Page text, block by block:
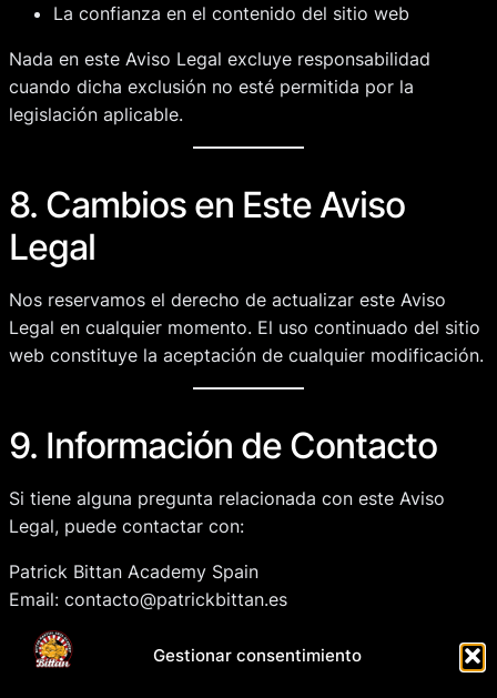
Gestionar consentimiento
La confianza en el contenido del sitio web
Nada en este Aviso Legal excluye responsabilidad
cuando dicha exclusión no esté permitida por la
legislación aplicable.
8. Cambios en Este Aviso
Legal
Nos reservamos el derecho de actualizar este Aviso
Legal en cualquier momento. El uso continuado del sitio
web constituye la aceptación de cualquier modificación.
9. Información de Contacto
Si tiene alguna pregunta relacionada con este Aviso
Legal, puede contactar con:
Patrick Bittan Academy Spain
Email: contacto@patrickbittan.es
Dirección: Dentro la Plaza, Bittan Academy, C. Chambel,
3, 29670 San Pedro Alcántara, Málaga